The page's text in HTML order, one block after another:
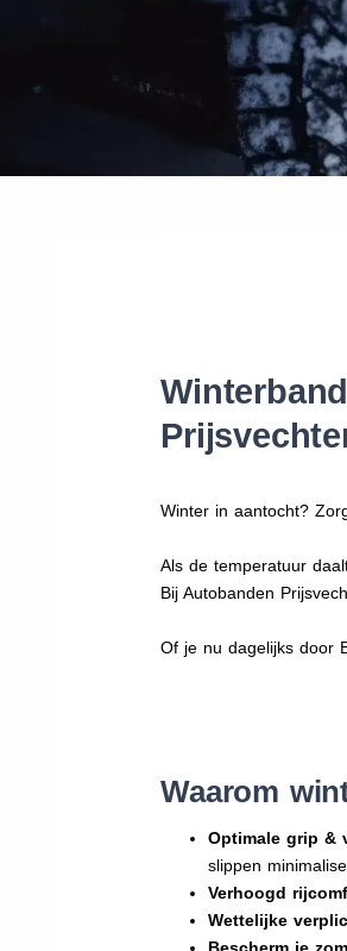
Winter in aantocht?
Als de temperatuur
Bij Autobanden
Of je nu dagelijks door
Waarom
Optimale grip &
slippen
Verhoogd
Wettelijke